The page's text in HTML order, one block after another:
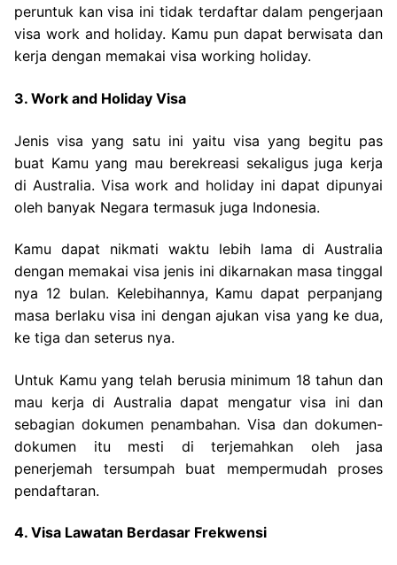
peruntuk kan visa ini tidak terdaftar dalam pengerjaan
visa work and holiday. Kamu pun dapat berwisata dan
kerja dengan memakai visa working holiday.
3. Work and Holiday Visa
Jenis visa yang satu ini yaitu visa yang begitu pas
buat Kamu yang mau berekreasi sekaligus juga kerja
di Australia. Visa work and holiday ini dapat dipunyai
oleh banyak Negara termasuk juga Indonesia.
Kamu dapat nikmati waktu lebih lama di Australia
dengan memakai visa jenis ini dikarnakan masa tinggal
nya 12 bulan. Kelebihannya, Kamu dapat perpanjang
masa berlaku visa ini dengan ajukan visa yang ke dua,
ke tiga dan seterus nya.
Untuk Kamu yang telah berusia minimum 18 tahun dan
mau kerja di Australia dapat mengatur visa ini dan
sebagian dokumen penambahan. Visa dan dokumen-
dokumen itu mesti di terjemahkan oleh jasa
penerjemah tersumpah buat mempermudah proses
pendaftaran.
4. Visa Lawatan Berdasar Frekwensi